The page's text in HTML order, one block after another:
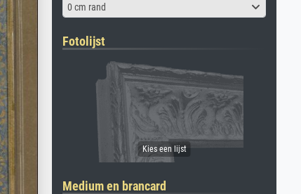
0 cm rand
Fotolijst
Medium en brancard